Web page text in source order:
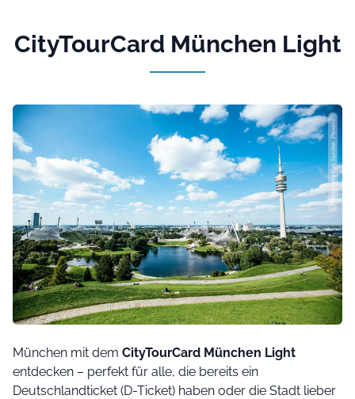
CityTourCard München Light
Photo: Markus Spiske, Pexels
München mit dem CityTourCard München Light
entdecken – perfekt für alle, die bereits ein
Deutschlandticket (D-Ticket) haben oder die Stadt lieber